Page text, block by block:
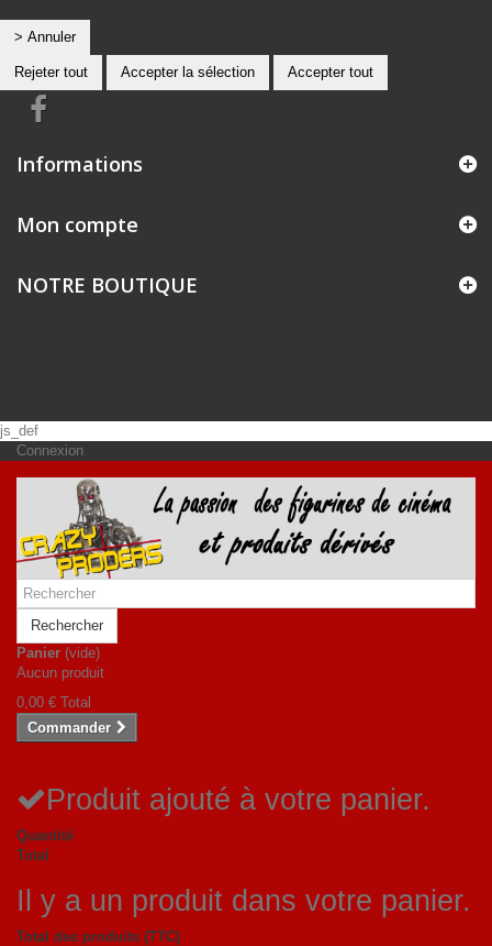
> Annuler
Rejeter tout Accepter la sélection Accepter tout
Informations
Mon compte
NOTRE BOUTIQUE
js_def
Connexion
Rechercher
Panier (vide)
Aucun produit
0,00 € Total
Commander
Produit ajouté à votre panier.
Quantité
Total
Il y a un produit dans votre panier.
Total des produits (TTC)